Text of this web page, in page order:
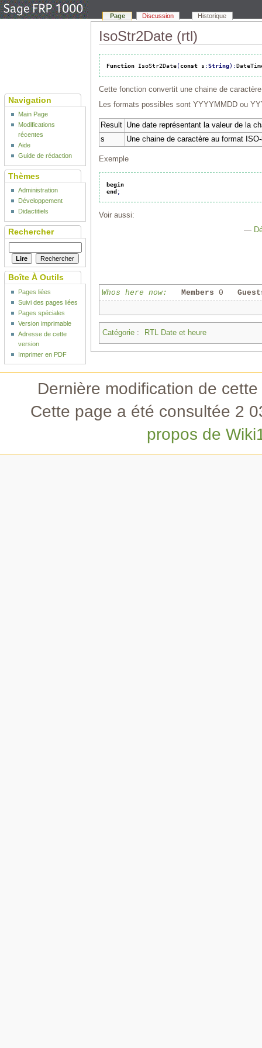
IsoStr2Date (rtl)
Function IsoStr2Date(const s :String) :
Cette fonction convertit une chaine de
Les formats possibles sont YYYYMMDD ou
Result Une date représentant la valeur de la
s
Une chaine de caractère au format
Exemple
begin
end;
Voir aussi:
—
Whos here now: Members 0
Catégorie: RTL Date et heure
Page Discussion Historique
Navigation
Main Page
Modifications
récentes
Aide
Guide de rédaction
Thèmes
Administration
Développement
Didactitiels
Rechercher
Boîte À Outils
Pages liées
Suivi des pages liées
Pages spéciales
Version imprimable
Adresse de cette
version
Imprimer en PDF
Dernière modification de
Cette page a été consultée 2
propos de